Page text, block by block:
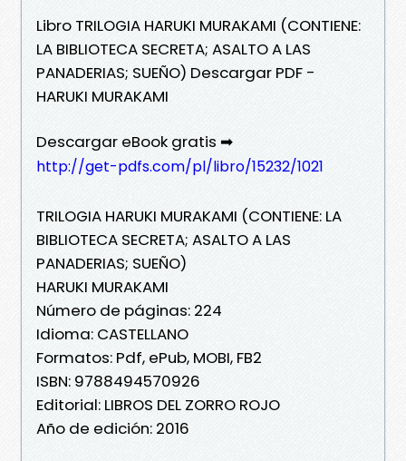
Libro TRILOGIA HARUKI MURAKAMI (CONTIENE:
LA BIBLIOTECA SECRETA; ASALTO A LAS
PANADERIAS; SUEÑO) Descargar PDF -
HARUKI MURAKAMI
Descargar eBook gratis ➡
http://get-pdfs.com/pl/libro/15232/1021
TRILOGIA HARUKI MURAKAMI (CONTIENE: LA
BIBLIOTECA SECRETA; ASALTO A LAS
PANADERIAS; SUEÑO)
HARUKI MURAKAMI
Número de páginas: 224
Idioma: CASTELLANO
Formatos: Pdf, ePub, MOBI, FB2
ISBN: 9788494570926
Editorial: LIBROS DEL ZORRO ROJO
Año de edición: 2016